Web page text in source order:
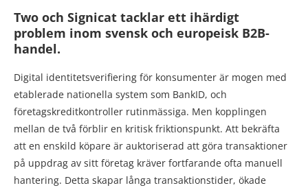
Two och Signicat tacklar ett ihärdigt
problem inom svensk och europeisk B2B-
handel.
Digital identitetsverifiering för konsumenter är mogen med
etablerade nationella system som BankID, och
företagskreditkontroller rutinmässiga. Men kopplingen
mellan de två förblir en kritisk friktionspunkt. Att bekräfta
att en enskild köpare är auktoriserad att göra transaktioner
på uppdrag av sitt företag kräver fortfarande ofta manuell
hantering. Detta skapar långa transaktionstider, ökade